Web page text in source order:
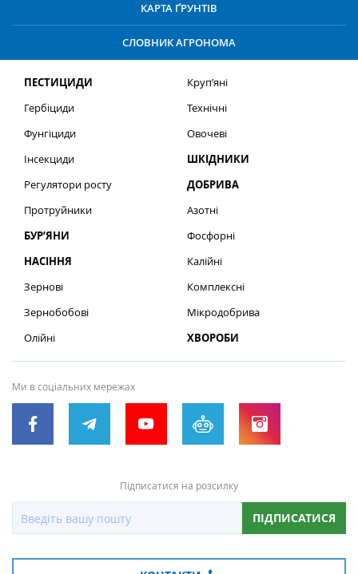
КАРТА ҐРУНТІВ
СЛОВНИК АГРОНОМА
ПЕСТИЦИДИ
Гербіциди
Фунгіциди
Інсекциди
Регулятори росту
Протруйники
БУР’ЯНИ
НАСІННЯ
Зернові
Зернобобові
Олійні
Круп’яні
Технічні
Овочеві
ШКІДНИКИ
ДОБРИВА
Азотні
Фосфорні
Калійні
Комплексні
Мікродобрива
ХВОРОБИ
Ми в соціальних мережах
Підписатися на розсилку
ПІДПИСАТИСЯ